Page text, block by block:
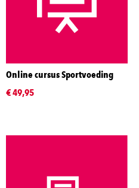
Online cursus Sportvoeding
€ 49,95